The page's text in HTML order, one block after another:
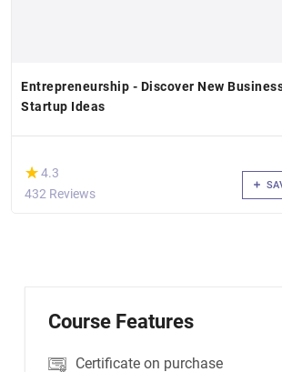
Entrepreneurship - Discover New
Startup Ideas
(*)
★
★4.3
432 Reviews
Course Features
Certificate on purchase